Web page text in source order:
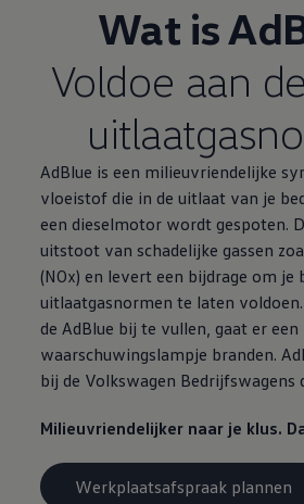
Wat is
Voldoe aan
AdBlue is een milieuvriendelijke
vloeistof die in de uitlaat van je
een dieselmotor wordt gespoten.
uitstoot van schadelijke gassen
(NOx) en levert een bijdrage om je
uitlaatgasnormen te laten
de AdBlue bij te vullen, gaat er een
waarschuwingslampje branden.
bij de Volkswagen Bedrijfswagens
Milieuvriendelijker naar je klus.
Werkplaatsafspraak plannen